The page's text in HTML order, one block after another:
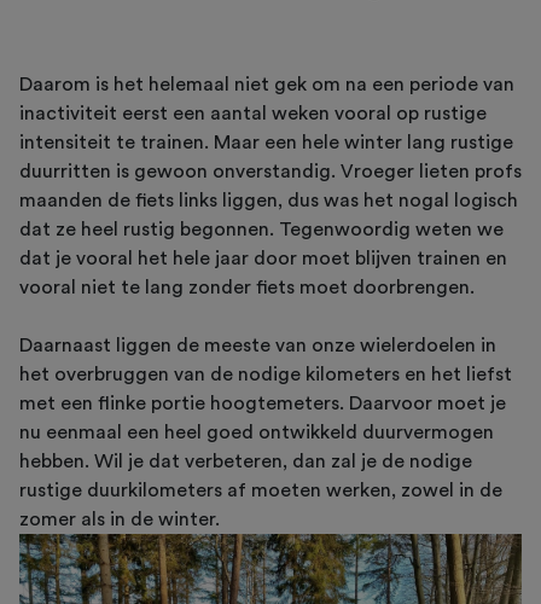
Daarom is het helemaal niet gek om na een periode van
inactiviteit eerst een aantal weken vooral op rustige
intensiteit te trainen. Maar een hele winter lang rustige
duurritten is gewoon onverstandig. Vroeger lieten profs
maanden de fiets links liggen, dus was het nogal logisch
dat ze heel rustig begonnen. Tegenwoordig weten we
dat je vooral het hele jaar door moet blijven trainen en
vooral niet te lang zonder fiets moet doorbrengen.
Daarnaast liggen de meeste van onze wielerdoelen in
het overbruggen van de nodige kilometers en het liefst
met een flinke portie hoogtemeters. Daarvoor moet je
nu eenmaal een heel goed ontwikkeld duurvermogen
hebben. Wil je dat verbeteren, dan zal je de nodige
rustige duurkilometers af moeten werken, zowel in de
zomer als in de winter.